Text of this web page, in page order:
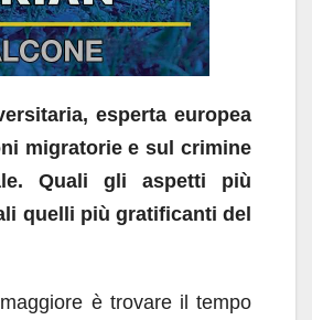
esperta europea
migratorie e sul crimine
Quali gli aspetti più
quelli più gratificanti del
è trovare il tempo